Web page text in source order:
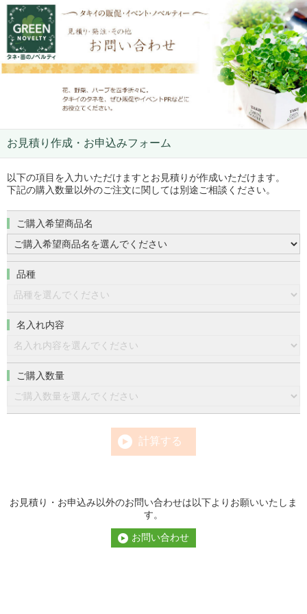
お見積り作成・お申込みフォーム
以下の項目を入力いただけますとお見積りが作成いただけます。
下記の購入数量以外のご注文に関しては別途ご相談ください。
ご購入希望商品名
品種
名入れ内容
ご購入数量
計算する
お見積り・お申込み以外のお問い合わせは以下よりお願いいたしま
す。
お問い合わせ